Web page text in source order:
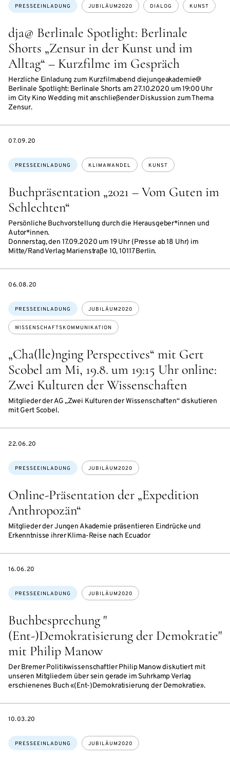
dja@ Berlinale Spotlight: Berlinale
Shorts „Zensur in der Kunst und im
Alltag“ – Kurzfilme im Gespräch
Herzliche Einladung zum Kurzfilmabend diejungeakademie@
Berlinale Spotlight: Berlinale Shorts am 27.10.2020 um 19:00 Uhr
im City Kino Wedding mit anschließender Diskussion zum Thema
Zensur.
Themen:
PRESSEEINLADUNG JUBILÄUM2020 DIALOG KUNST
Buchpräsentation „2021 – Vom Guten im
Schlechten“
Persönliche Buchvorstellung durch die Herausgeber*innen und
Autor*innen.
Donnerstag, den 17.09.2020 um 19 Uhr (Presse ab 18 Uhr) im
Mitte/Rand Verlag Marienstraße 10, 10117 Berlin.
Themen:
PRESSEEINLADUNG KLIMAWANDEL KUNST
DATE
07.09.20
„Cha(lle)nging Perspectives“ mit Gert
Scobel am Mi, 19.8. um 19:15 Uhr online:
Zwei Kulturen der Wissenschaften
Mitglieder der AG „Zwei Kulturen der Wissenschaften“ diskutieren
mit Gert Scobel.
Themen:
PRESSEEINLADUNG JUBILÄUM2020
WISSENSCHAFTSKOMMUNIKATION
DATE
06.08.20
Online-Präsentation der „Expedition
Anthropozän“
Mitglieder der Jungen Akademie präsentieren Eindrücke und
Erkenntnisse ihrer Klima-Reise nach Ecuador
Themen:
PRESSEEINLADUNG JUBILÄUM2020
DATE
22.06.20
Buchbesprechung "
(Ent-)Demokratisierung der Demokratie"
mit Philip Manow
Der Bremer Politikwissenschaftler Philip Manow diskutiert mit
unseren Mitgliedern über sein gerade im Suhrkamp Verlag
erschienenes Buch «(Ent-)Demokratisierung der Demokratie».
Themen:
PRESSEEINLADUNG JUBILÄUM2020
DATE
16.06.20
Themen:
PRESSEEINLADUNG JUBILÄUM2020
DATE
10.03.20